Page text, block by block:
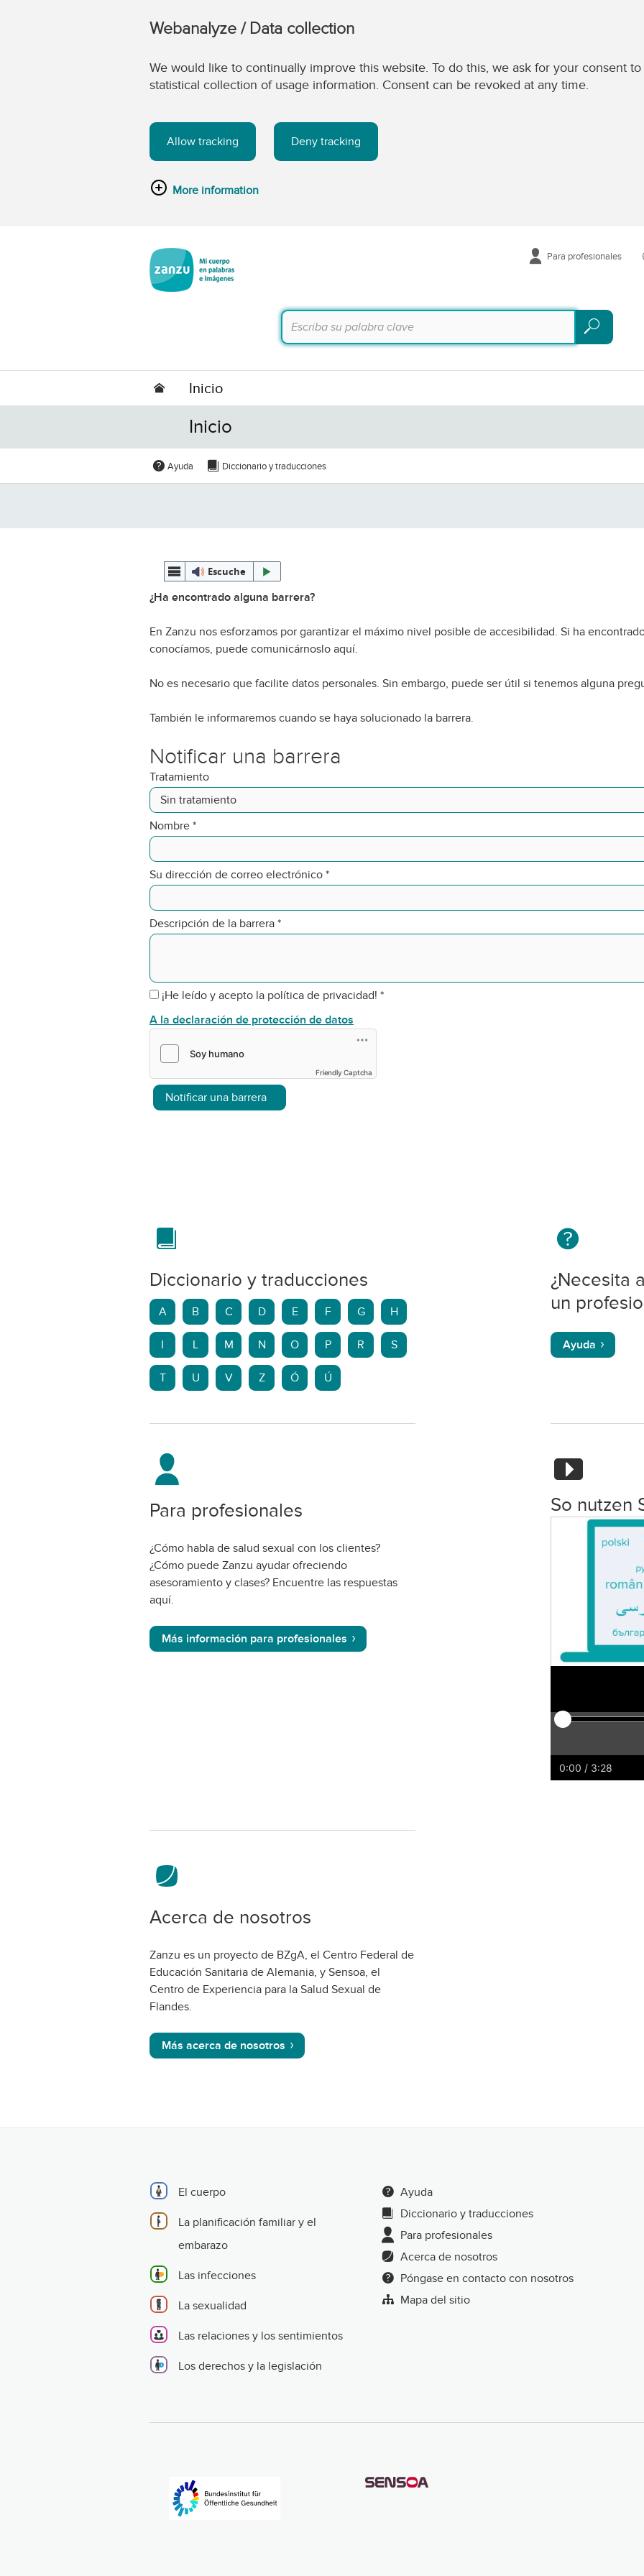
Webanalyze / Data collection
We would like to continually improve this website. To do this, we ask for your consent
statistical collection of usage information. Consent can be revoked at any time.
Allow tracking Deny tracking
More information
Para profesionales
Buscar
Buscar
Inicio
Inicio
Ayuda Diccionario y traducciones
Escuche
¿Ha encontrado alguna barrera?
En Zanzu nos esforzamos por garantizar el máximo nivel posible de accesibilidad. Si ha
conocíamos, puede comunicárnoslo aquí.
No es necesario que facilite datos personales. Sin embargo, puede ser útil si tenemos alguna
También le informaremos cuando se haya solucionado la barrera.
Notificar una barrera
Tratamiento
Nombre *
Su dirección de correo electrónico *
Descripción de la barrera *
¡He leído y acepto la política de privacidad! *
A la declaración de protección de datos
Friendly Captcha
Notificar una barrera
Diccionario y traducciones
A B C D E F G H
I L M N O P R S
T U V Z Ó Ú
¿Necesita
un
Ayuda
Para profesionales
¿Cómo habla de salud sexual con los clientes?
¿Cómo puede Zanzu ayudar ofreciendo
asesoramiento y clases? Encuentre las respuestas
aquí.
Más información para profesionales
So nutzen
0:00 / 3:28
Acerca de nosotros
Zanzu es un proyecto de BZgA, el Centro Federal de
Educación Sanitaria de Alemania, y Sensoa, el
Centro de Experiencia para la Salud Sexual de
Flandes.
Más acerca de nosotros
El cuerpo
La planificación familiar y el
embarazo
Las infecciones
La sexualidad
Las relaciones y los sentimientos
Los derechos y la legislación
Ayuda
Diccionario y traducciones
Para profesionales
Acerca de nosotros
Póngase en contacto con nosotros
Mapa del sitio